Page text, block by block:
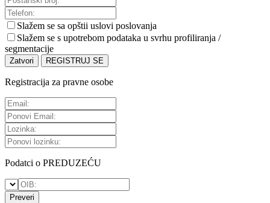
Slažem se sa opštii uslovi poslovanja
Slažem se s upotrebom podataka u svrhu profiliranja /
segmentacije
Zatvori REGISTRUJ SE
Registracija za pravne osobe
Podatci o PREDUZEĆU
Preveri